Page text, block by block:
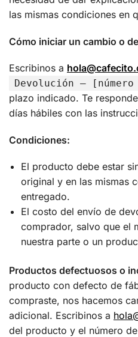
las mismas condiciones en
Cómo iniciar un cambio o
Escribinos a
Devolución —
plazo indicado. Te
días hábiles con las
Condiciones:
El producto debe estar
original y en las mismas
entregado.
El costo del envío de
comprador, salvo que el
nuestra parte o un
Productos defectuosos o
producto con defecto de
compraste, nos hacemos
adicional. Escribinos a
del producto y el número